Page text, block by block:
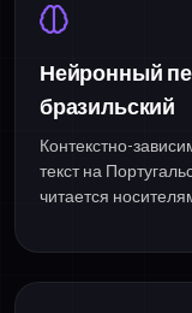
Нейронный
бразильский
Контекстно-
текст на
читается